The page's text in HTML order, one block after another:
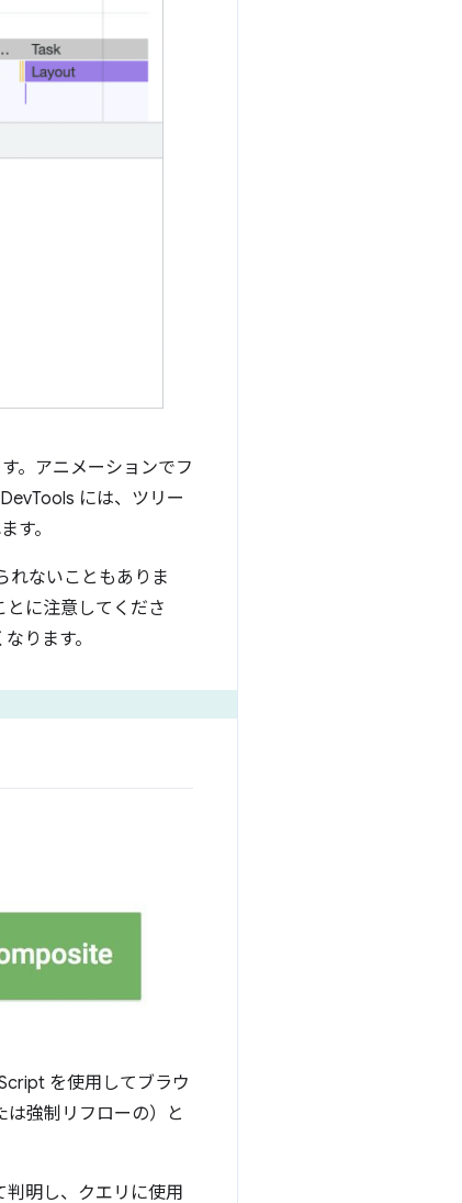
。アニメーションでフ
には、ツリー
す。
れないこともありま
に注意してくださ
ります。
を使用してブラウ
は強制リフローの）と
明し、クエリに使用